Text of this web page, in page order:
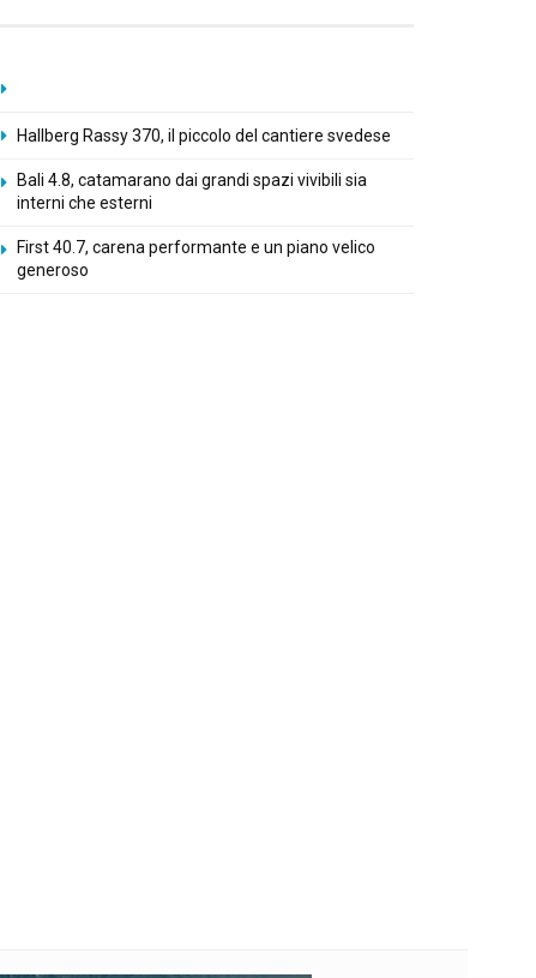
Hallberg Rassy 370, il piccolo del cantiere svedese
Bali 4.8, catamarano dai grandi spazi vivibili sia
interni che esterni
First 40.7, carena performante e un piano velico
generoso